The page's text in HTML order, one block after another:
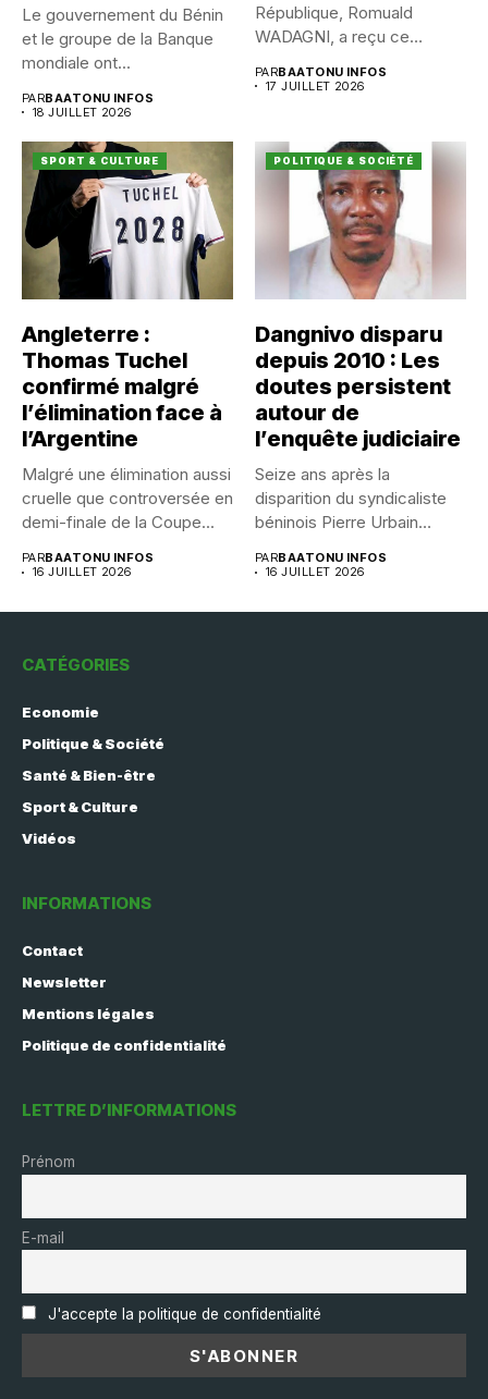
Le gouvernement du Bénin
et le groupe de la Banque
mondiale ont...
PARBAATONU INFOS
18 JUILLET 2026
République, Romuald
WADAGNI, a reçu ce
PARBAATONU INFOS
17 JUILLET 2026
SPORT & CULTURE
Angleterre :
Thomas Tuchel
confirmé malgré
l’élimination face à
l’Argentine
Malgré une élimination aussi
cruelle que controversée en
demi-finale de la Coupe...
PARBAATONU INFOS
16 JUILLET 2026
POLITIQUE & SOCIÉTÉ
Dangnivo disparu
depuis 2010 : Les
doutes persistent
autour de
l’enquête judiciaire
Seize ans après la
disparition du syndicaliste
béninois Pierre Urbain
PARBAATONU INFOS
16 JUILLET 2026
CATÉGORIES
Economie
Politique & Société
Santé & Bien-être
Sport & Culture
Vidéos
INFORMATIONS
Contact
Newsletter
Mentions légales
Politique de confidentialité
LETTRE D’INFORMATIONS
Prénom
E-mail
J'accepte la politique de confidentialité